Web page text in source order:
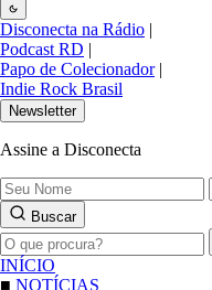
Disconecta na Rádio |
Podcast RD |
Papo de Colecionador |
Indie Rock Brasil
Newsletter
Assine a Disconecta
Buscar
INÍCIO
■ NOTÍCIAS